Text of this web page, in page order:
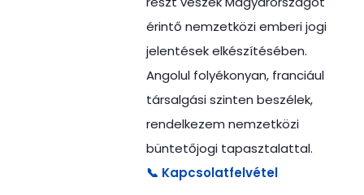
érintő nemzetközi emberi jogi
jelentések elkészítésében.
Angolul folyékonyan, franciául
társalgási szinten beszélek,
rendelkezem nemzetközi
büntetőjogi tapasztalattal.
📞 Kapcsolatfelvétel